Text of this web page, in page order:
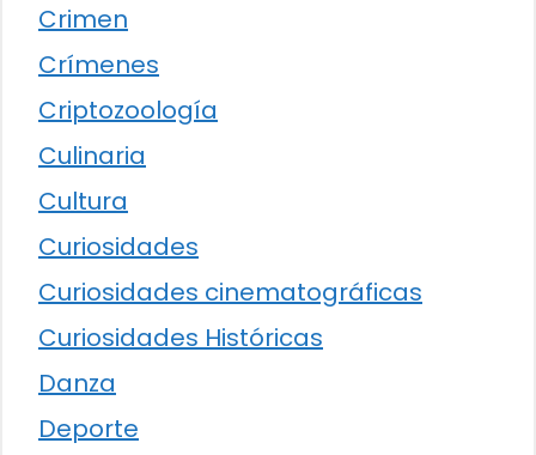
Crimen
Crímenes
Criptozoología
Culinaria
Cultura
Curiosidades
Curiosidades cinematográficas
Curiosidades Históricas
Danza
Deporte